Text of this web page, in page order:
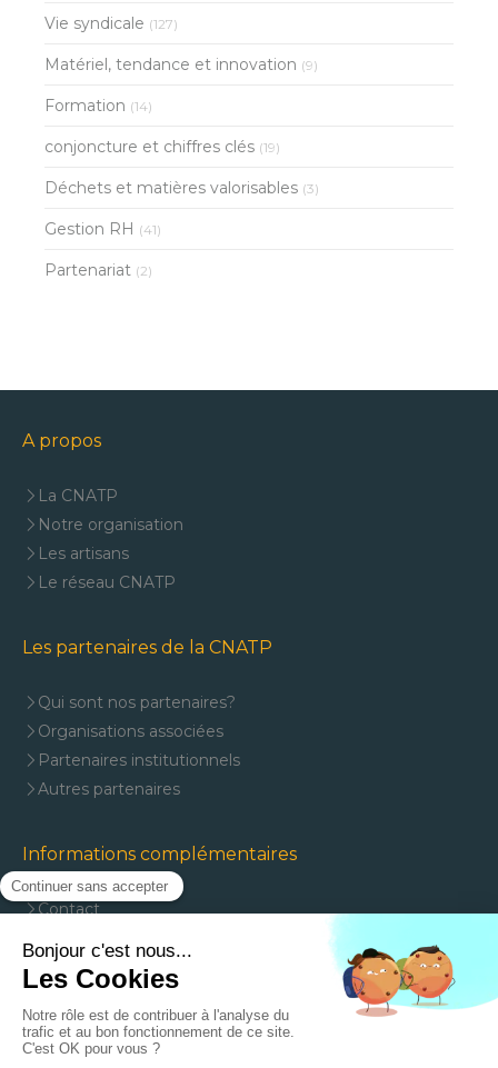
Vie syndicale (127)
Matériel, tendance et innovation (9)
Formation (14)
conjoncture et chiffres clés (19)
Déchets et matières valorisables (3)
Gestion RH (41)
Partenariat (2)
A propos
La CNATP
Notre organisation
Les artisans
Le réseau CNATP
Les partenaires de la CNATP
Qui sont nos partenaires?
Organisations associées
Partenaires institutionnels
Autres partenaires
Informations complémentaires
Contact
Plan du site